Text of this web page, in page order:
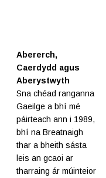
Abererch,
Caerdydd agus
Aberystwyth
Sna chéad ranganna
Gaeilge a bhí mé
páirteach ann i 1989,
bhí na Breatnaigh
thar a bheith sásta
leis an gcaoi ar
tharraing ár múinteior